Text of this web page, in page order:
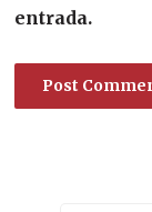
entrada.